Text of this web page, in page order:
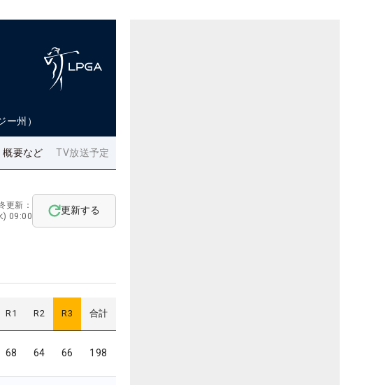
ー州）
概要など TV放送予定
更新：
) 09:00
更新する
R 1 R2 R3 合計
68 64 66 198